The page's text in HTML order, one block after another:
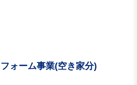
ーム事業(空き家分)